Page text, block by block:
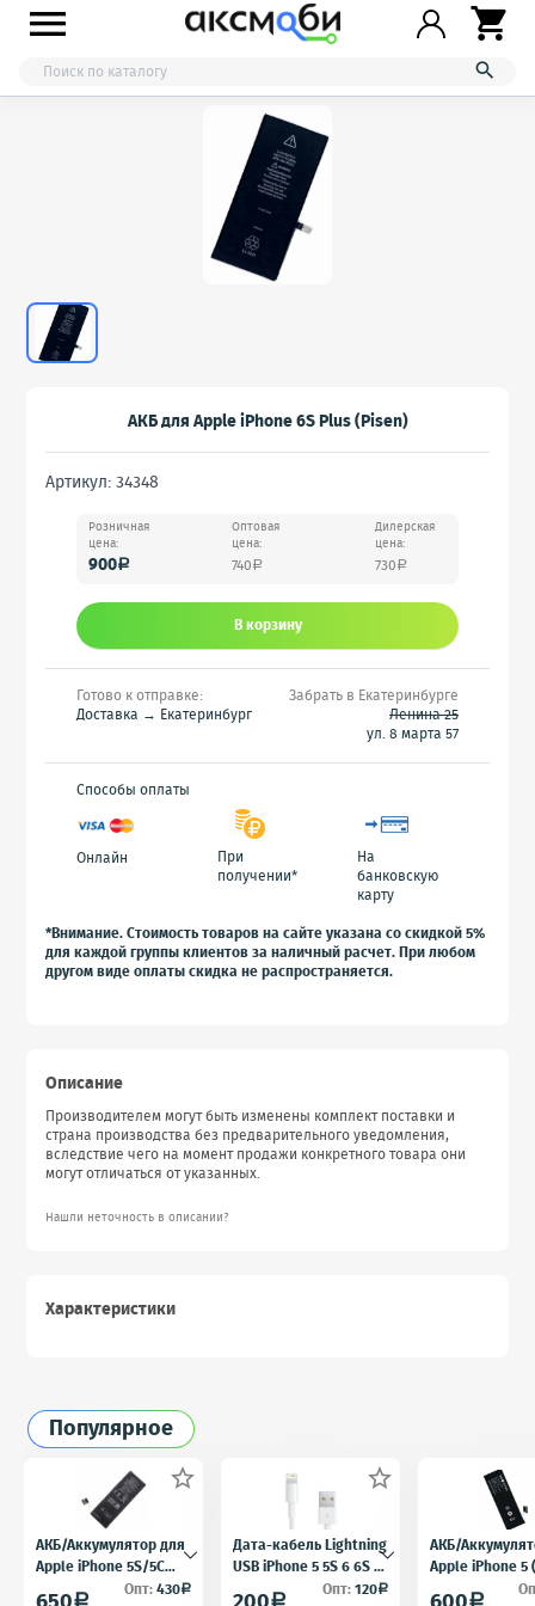



АКБ для Apple iPhone 6S Plus (Pisen)
Артикул: 34348
Розничная
цена:
900a
Оптовая
цена:
740 a
Дилерская
цена:
730 a
В корзину
Готово к отправке:
Доставка → Екатеринбург
Забрать в Екатеринбурге
Ленина 25
ул. 8 марта 57
Способы оплаты
Онлайн
При
получении*
На
банковскую
карту
*Внимание. Стоимость товаров на сайте указана со скидкой 5%
для каждой группы клиентов за наличный расчет. При любом
другом виде оплаты скидка не распространяется.
Описание
Производителем могут быть изменены комплект поставки и
страна производства без предварительного уведомления,
вследствие чего на момент продажи конкретного товара они
могут отличаться от указанных.
Нашли неточность в описании?
Характеристики
Популярное

АКБ/Аккумулятор для
Apple iPhone 5S/5C
(Айфон 5C/5Ц) тех.
a Опт:430a

Дата-кабель Lightning
USB iPhone 5 5S 6 6S 7
для iPad 4 iPad mini
a Опт:120a
АКБ/
Apple iPhone
5) тех.
a